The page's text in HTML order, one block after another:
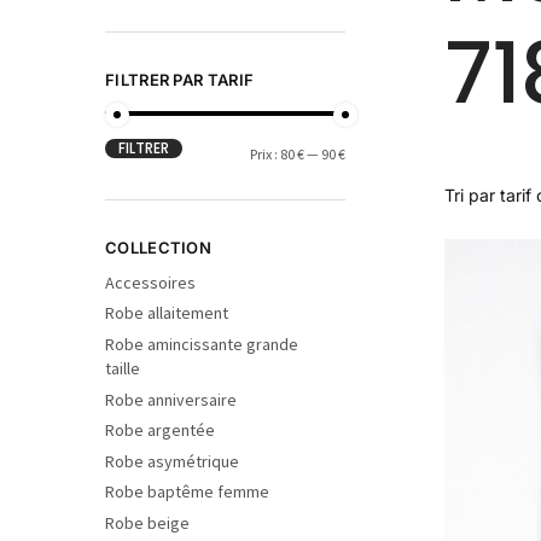
FILTRER PAR TARIF
FILTRER Prix : 80 €— 90 €
COLLECTION
Accessoires
Robe allaitement
Robe amincissante grande
taille
Robe anniversaire
Robe argentée
Robe asymétrique
Robe baptême femme
Robe beige